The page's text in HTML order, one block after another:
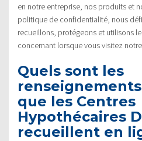
en notre entreprise, nos produits et
politique de confidentialité, nous
recueillons, protégeons et utilisons
concernant lorsque vous visitez
Quels sont les
que les Centres
Hypothécaires
recueillent en